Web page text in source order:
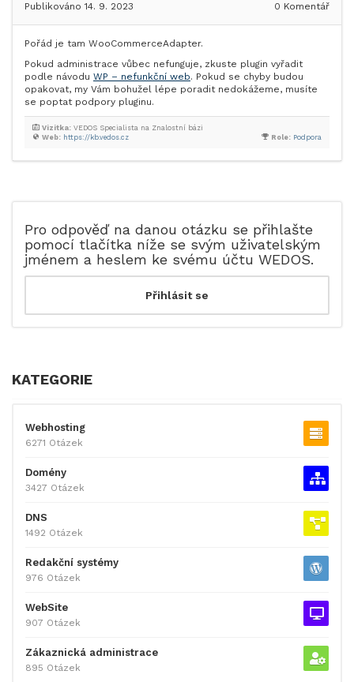
Publikováno 14. 9. 2023
0 Komentář
Pořád je tam WooCommerceAdapter.
Pokud administrace vůbec nefunguje, zkuste plugin vyřadit
podle návodu WP – nefunkční web. Pokud se chyby budou
opakovat, my Vám bohužel lépe poradit nedokážeme, musíte
se poptat podpory pluginu.
Role: Podpora
Web: https://kb.vedos.cz
Vizitka: VEDOS Specialista na Znalostní bázi
Pro odpověď na danou otázku se přihlašte
pomocí tlačítka níže se svým uživatelským
jménem a heslem ke svému účtu WEDOS.
KATEGORIE
Webhosting
6271 Otázek
Domény
3427 Otázek
DNS
1492 Otázek
Redakční systémy
976 Otázek
WebSite
907 Otázek
Zákaznická administrace
895 Otázek